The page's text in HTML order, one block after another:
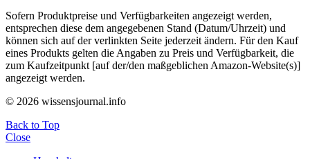
Sofern Produktpreise und Verfügbarkeiten angezeigt werden,
entsprechen diese dem angegebenen Stand (Datum/Uhrzeit) und
können sich auf der verlinkten Seite jederzeit ändern. Für den Kauf
eines Produkts gelten die Angaben zu Preis und Verfügbarkeit, die
zum Kaufzeitpunkt [auf der/den maßgeblichen Amazon-Website(s)]
angezeigt werden.
© 2026 wissensjournal.info
Back to Top
Close